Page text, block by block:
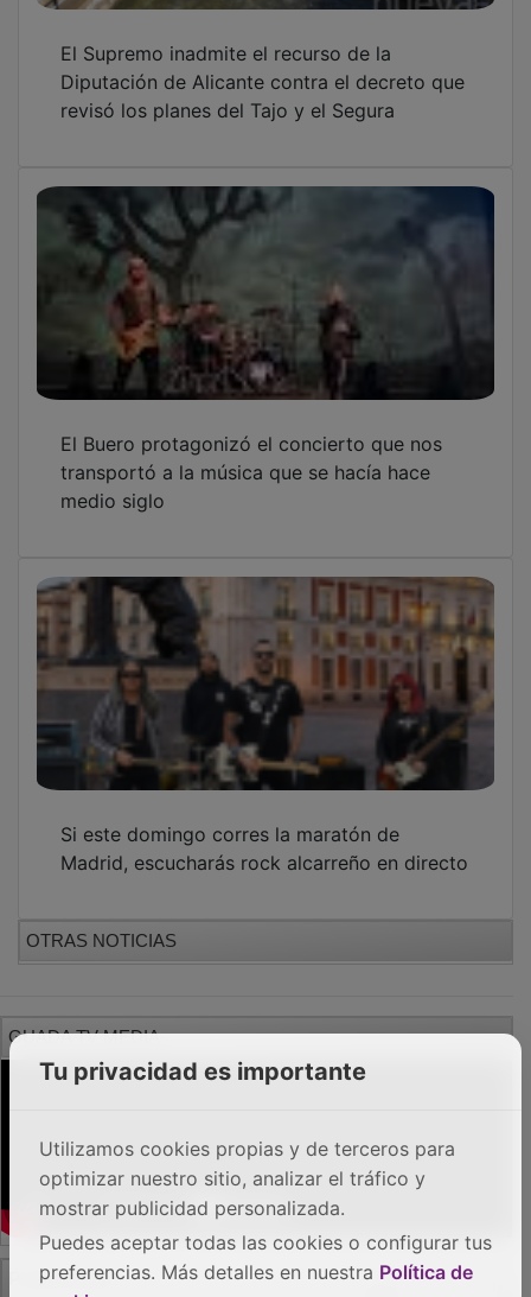
Diputación de Alicante contra el decreto que
revisó los planes del Tajo y el Segura
transportó a la música que se hacía hace
medio siglo
Madrid, escucharás rock alcarreño en directo
OTRAS NOTICIAS
GUADA TV MEDIA
PUBLICIDAD
Tu privacidad es importante
Utilizamos cookies propias y de terceros para
optimizar nuestro sitio, analizar el tráfico y
mostrar publicidad personalizada.
Puedes aceptar todas las cookies o configurar tus
preferencias. Más detalles en nuestra Política de